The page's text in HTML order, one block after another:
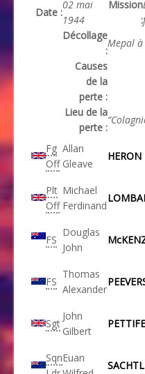
Date :
02 mai
1944
Mission
:
Décollage
:
Mepal
Causes
de la
perte :
Lieu de la
perte :
Fg
Off
Allan
Gleave
HERON
Plt
Off
Michael
Ferdinand
FS
Douglas
John
FS
Thomas
Alexander
Sgt
John
Gilbert
SqnEuan